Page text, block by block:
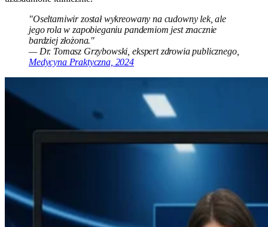
"Oseltamiwir został wykreowany na cudowny lek, ale
jego rola w zapobieganiu pandemiom jest znacznie
bardziej złożona."
— Dr. Tomasz Grzybowski, ekspert zdrowia publicznego,
Medycyna Praktyczna, 2024